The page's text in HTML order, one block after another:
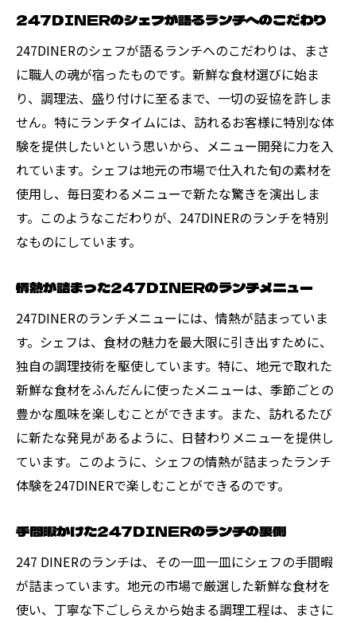
247DINERのシェフが語るランチへのこだわり
247DINERのシェフが語るランチへのこだわりは、まさ
に職人の魂が宿ったものです。新鮮な食材選びに始ま
り、調理法、盛り付けに至るまで、一切の妥協を許しま
せん。特にランチタイムには、訪れるお客様に特別な体
験を提供したいという思いから、メニュー開発に力を入
れています。シェフは地元の市場で仕入れた旬の素材を
使用し、毎日変わるメニューで新たな驚きを演出しま
す。このようなこだわりが、247DINERのランチを特別
なものにしています。
情熱が詰まった247DINERのランチメニュー
247DINERのランチメニューには、情熱が詰まっていま
す。シェフは、食材の魅力を最大限に引き出すために、
独自の調理技術を駆使しています。特に、地元で取れた
新鮮な食材をふんだんに使ったメニューは、季節ごとの
豊かな風味を楽しむことができます。また、訪れるたび
に新たな発見があるように、日替わりメニューを提供し
ています。このように、シェフの情熱が詰まったランチ
体験を247DINERで楽しむことができるのです。
手間暇かけた247DINERのランチの裏側
247 DINERのランチは、その一皿一皿にシェフの手間暇
が詰まっています。地元の市場で厳選した新鮮な食材を
使い、丁寧な下ごしらえから始まる調理工程は、まさに